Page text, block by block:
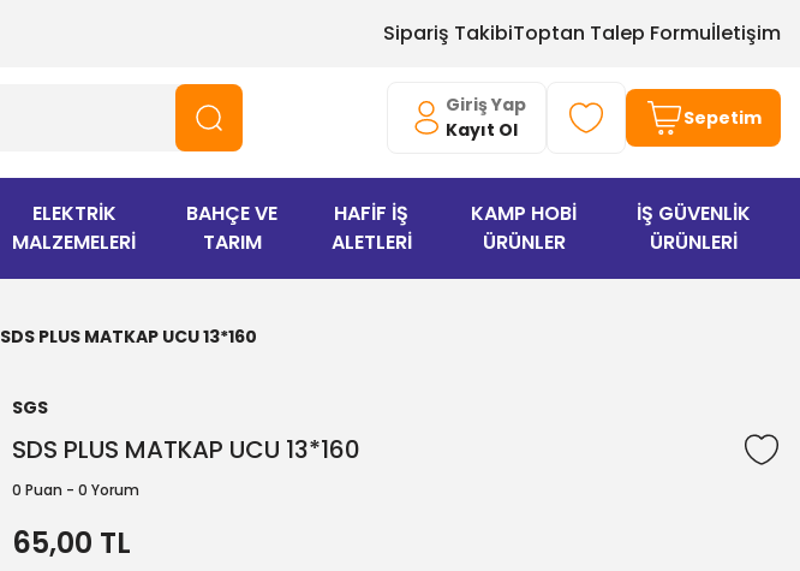
Sipariş TakibiToptan Talep Formuİletişim
Giriş Yap
Kayıt Ol
Sepetim
ELEKTRİK
MALZEMELERİ
BAHÇE VE
TARIM
HAFİF İŞ
ALETLERİ
KAMP HOBİ
ÜRÜNLER
İŞ GÜVENLİK
ÜRÜNLERİ
SDS PLUS MATKAP UCU 13*160
SGS
SDS PLUS MATKAP UCU 13*160
0 Puan - 0 Yorum
65,00 TL